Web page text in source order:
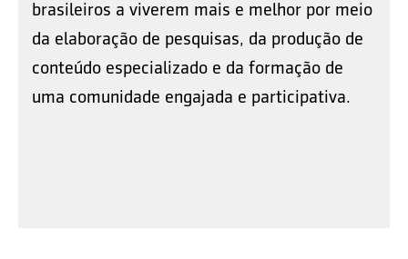
brasileiros a viverem mais e melhor por meio
da elaboração de pesquisas, da produção de
conteúdo especializado e da formação de
uma comunidade engajada e participativa.